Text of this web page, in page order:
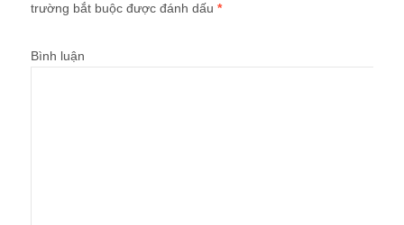
trường bắt buộc được đánh dấu *
Bình luận